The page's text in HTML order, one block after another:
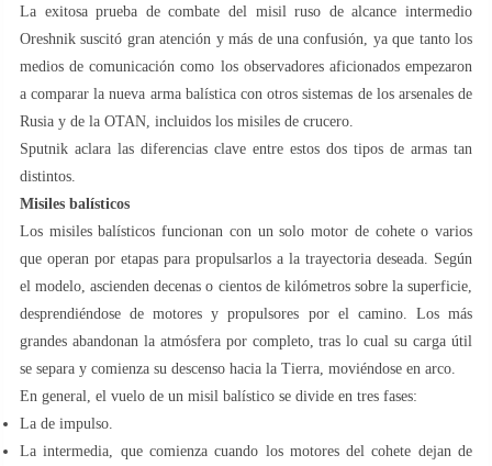
La exitosa prueba de combate del misil ruso de alcance intermedio
Oreshnik suscitó gran atención y más de una confusión, ya que tanto los
medios de comunicación como los observadores aficionados empezaron
a comparar la nueva arma balística con otros sistemas de los arsenales de
Rusia y de la OTAN, incluidos los misiles de crucero.
Sputnik aclara las diferencias clave entre estos dos tipos de armas tan
distintos.
Misiles balísticos
Los misiles balísticos funcionan con un solo motor de cohete o varios
que operan por etapas para propulsarlos a la trayectoria deseada. Según
el modelo, ascienden decenas o cientos de kilómetros sobre la superficie,
desprendiéndose de motores y propulsores por el camino. Los más
grandes abandonan la atmósfera por completo, tras lo cual su carga útil
se separa y comienza su descenso hacia la Tierra, moviéndose en arco.
En general, el vuelo de un misil balístico se divide en tres fases:
La de impulso.
La intermedia, que comienza cuando los motores del cohete dejan de